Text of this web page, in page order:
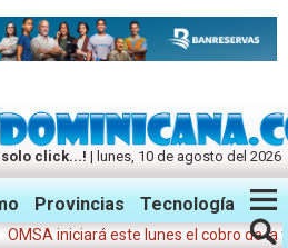
solo click...! | lunes, 10 de agosto del 2026
Instagram
Provincias Tecnología
iniciará este lunes el cobro de la tarifa